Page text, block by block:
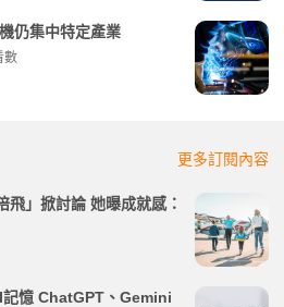
仍集中特定產業
數
更多訂閱內容
飛」掀討論 她曝成就感：
憶 ChatGPT、Gemini